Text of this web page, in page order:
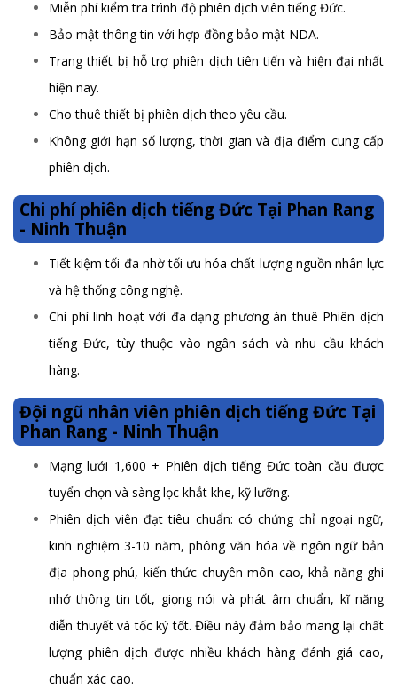
Miễn phí kiểm tra trình độ phiên dịch viên tiếng Đức.
Bảo mật thông tin với hợp đồng bảo mật NDA.
Trang thiết bị hỗ trợ phiên dịch tiên tiến và hiện đại nhất
hiện nay.
Cho thuê thiết bị phiên dịch theo yêu cầu.
Không giới hạn số lượng, thời gian và địa điểm cung cấp
phiên dịch.
Chi phí phiên dịch tiếng Đức Tại Phan Rang
- Ninh Thuận
Tiết kiệm tối đa nhờ tối ưu hóa chất lượng nguồn nhân lực
và hệ thống công nghệ.
Chi phí linh hoạt với đa dạng phương án thuê Phiên dịch
tiếng Đức, tùy thuộc vào ngân sách và nhu cầu khách
hàng.
Đội ngũ nhân viên phiên dịch tiếng Đức Tại
Phan Rang - Ninh Thuận
Mạng lưới 1,600 + Phiên dịch tiếng Đức toàn cầu được
tuyển chọn và sàng lọc khắt khe, kỹ lưỡng.
Phiên dịch viên đạt tiêu chuẩn: có chứng chỉ ngoại ngữ,
kinh nghiệm 3-10 năm, phông văn hóa về ngôn ngữ bản
địa phong phú, kiến thức chuyên môn cao, khả năng ghi
nhớ thông tin tốt, giọng nói và phát âm chuẩn, kĩ năng
diễn thuyết và tốc ký tốt. Điều này đảm bảo mang lại chất
lượng phiên dịch được nhiều khách hàng đánh giá cao,
chuẩn xác cao.